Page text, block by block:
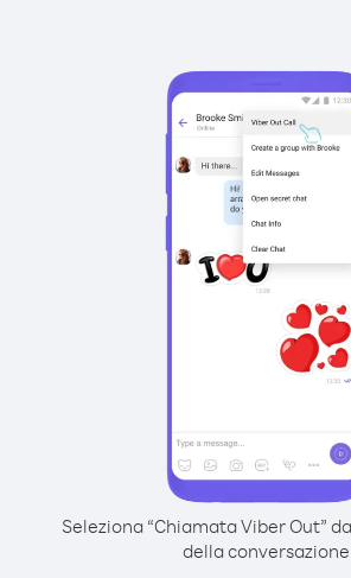
Seleziona “Chiamata Viber Out”
della conversazione